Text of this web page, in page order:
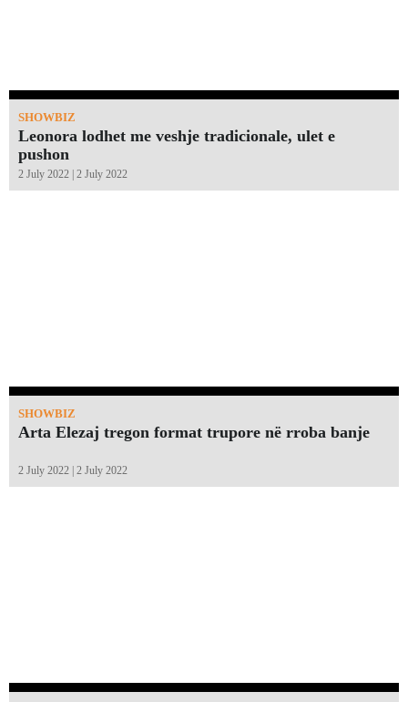
SHOWBIZ
Leonora lodhet me veshje tradicionale, ulet e
pushon
2 July 2022 | 2 July 2022
SHOWBIZ
Arta Elezaj tregon format trupore në rroba banje
2 July 2022 | 2 July 2022